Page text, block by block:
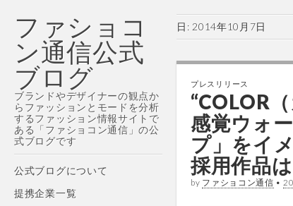
ファショコ
ン通信公式
ブログ
ブランドやデザイナーの観点か
らファッションとモードを分析
するファッション情報サイトで
ある「ファショコン通信」の公
式ブログです
Main
menu
Skip
content
公式ブログについて
提携企業一覧
日: 2014年10月7日
プレスリリース
“COLOR
感覚ウォ
プ」をイ
採用作品
by ファショコン通信 •